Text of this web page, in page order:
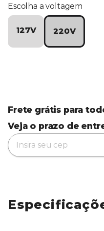
Escolha a voltagem
127V 220V
Frete grátis para
Veja o prazo de